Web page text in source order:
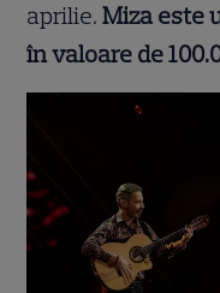
aprilie.Miza este
în valoare de